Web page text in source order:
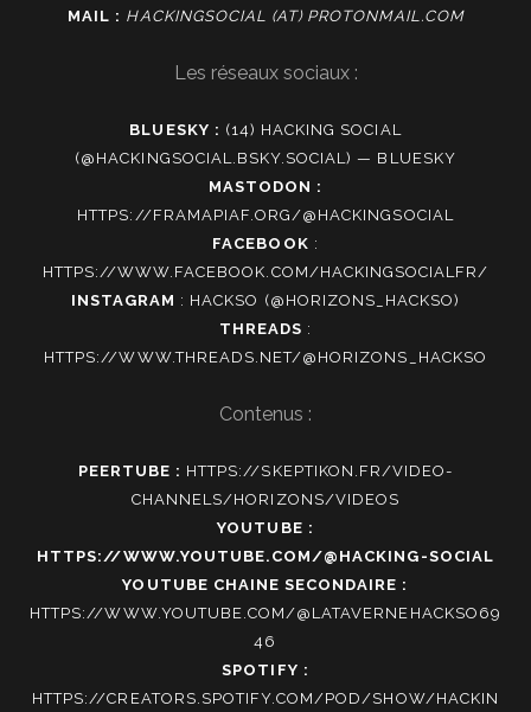
MAIL : HACKINGSOCIAL (AT) PROTONMAIL.COM
Les réseaux sociaux :
BLUESKY : (14) HACKING SOCIAL
(@HACKINGSOCIAL.BSKY.SOCIAL) — BLUESKY
MASTODON :
HTTPS://FRAMAPIAF.ORG/@HACKINGSOCIAL
FACEBOOK :
HTTPS://WWW.FACEBOOK.COM/HACKINGSOCIALFR/
INSTAGRAM : HACKSO (@HORIZONS_HACKSO)
THREADS :
HTTPS://WWW.THREADS.NET/@HORIZONS_HACKSO
Contenus :
PEERTUBE : HTTPS://SKEPTIKON.FR/VIDEO-
CHANNELS/HORIZONS/VIDEOS
YOUTUBE :
HTTPS://WWW.YOUTUBE.COM/@HACKING-SOCIAL
YOUTUBE CHAINE SECONDAIRE :
HTTPS://WWW.YOUTUBE.COM/@LATAVERNEHACKSO69
46
SPOTIFY :
HTTPS://CREATORS.SPOTIFY.COM/POD/SHOW/HACKIN